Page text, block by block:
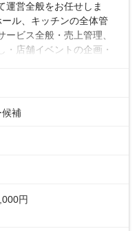
運営全般をお任せしま
ル、キッチンの全体管
ビス全般・売上管理、
店舗イベントの企画・
任せしますので、徐々
くのレストランでは、
います。配膳ロボット
また、配膳ロボットに
ション）の取り組みを進
候補
円